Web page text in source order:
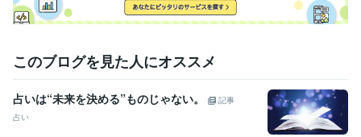
Word:20年STORES:3年 VLLO:4年Canva:3年Excel:20年
PowerPoint:20年Google Analytics:4年ChatGPT:1年Filmora:1年
得意分野
る鑑定
このブログを見た人にオススメ
占いは“未来を決める”ものじゃない。
記事
占い